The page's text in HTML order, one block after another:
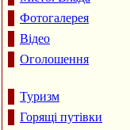
Фотогалерея
Відео
Оголошення
Туризм
Горящі путівки